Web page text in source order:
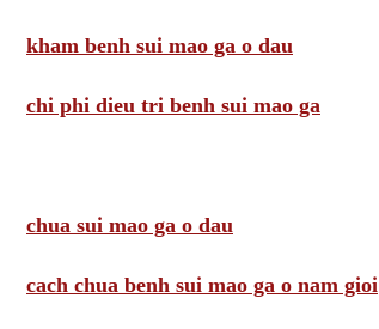
kham benh sui mao ga o dau
chi phi dieu tri benh sui mao ga
chua sui mao ga o dau
cach chua benh sui mao ga o nam gioi